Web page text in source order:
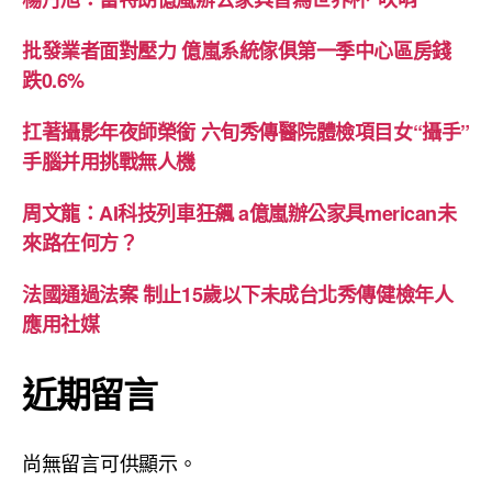
批發業者面對壓力 億嵐系統傢俱第一季中心區房錢
跌0.6%
扛著攝影年夜師榮銜 六旬秀傳醫院體檢項目女“攝手”
手腦并用挑戰無人機
周文龍：AI科技列車狂飆 a億嵐辦公家具merican未
來路在何方？
法國通過法案 制止15歲以下未成台北秀傳健檢年人
應用社媒
近期留言
尚無留言可供顯示。